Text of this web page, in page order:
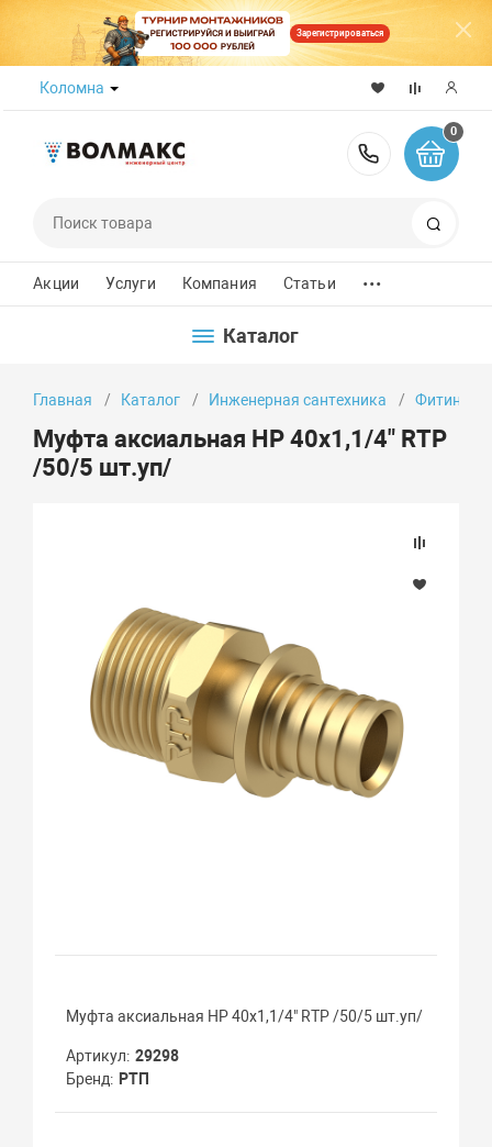
Зарегистрироваться
Коломна
8 (800)
0
Акции Услуги Компания Статьи ...
Каталог
Главная Каталог Инженерная сантехника Фитинги
Муфта аксиальная НР 40х1,1/4" RTP
/50/5 шт.уп/
Муфта аксиальная НР 40х1,1/4" RTP /50/5 шт.уп/
Артикул 29298
Бренд
РТП